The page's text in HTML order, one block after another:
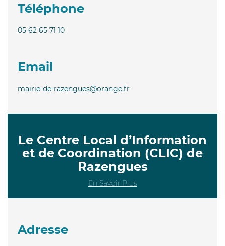
Téléphone
05 62 65 71 10
Email
mairie-de-razengues@orange.fr
Le Centre Local d’Information
et de Coordination (CLIC) de
Razengues
En Savoir Plus
Adresse